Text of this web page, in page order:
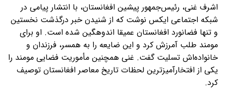
اشرف غنی، رئیس‌جمهور پیشین افغانستان، با انتشار پیامی در
شبکه اجتماعی ایکس نوشت که از شنیدن خبر درگذشت نخستین
و تنها فضانورد افغانستان عمیقا اندوهگین شده است. او برای
مومند طلب آمرزش کرد و این ضایعه را به همسر، فرزندان و
خانواده‌اش تسلیت گفت. غنی همچنین مأموریت فضایی مومند را
یکی از افتخارآمیزترین لحظات تاریخ معاصر افغانستان توصیف
کرد.